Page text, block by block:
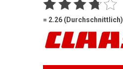
= 2.26 (Durchschnittlich)